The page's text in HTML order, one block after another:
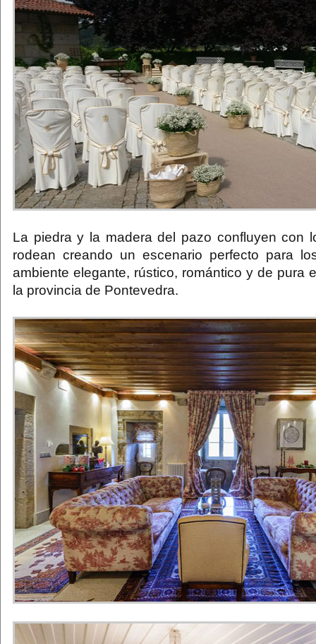
La piedra y la madera del pazo confluyen con
rodean creando un escenario perfecto para
ambiente elegante, rústico, romántico y de pura
la provincia de Pontevedra.